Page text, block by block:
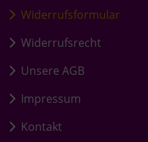
Widerrufsformular
Widerrufsrecht
Unsere AGB
Impressum
Kontakt